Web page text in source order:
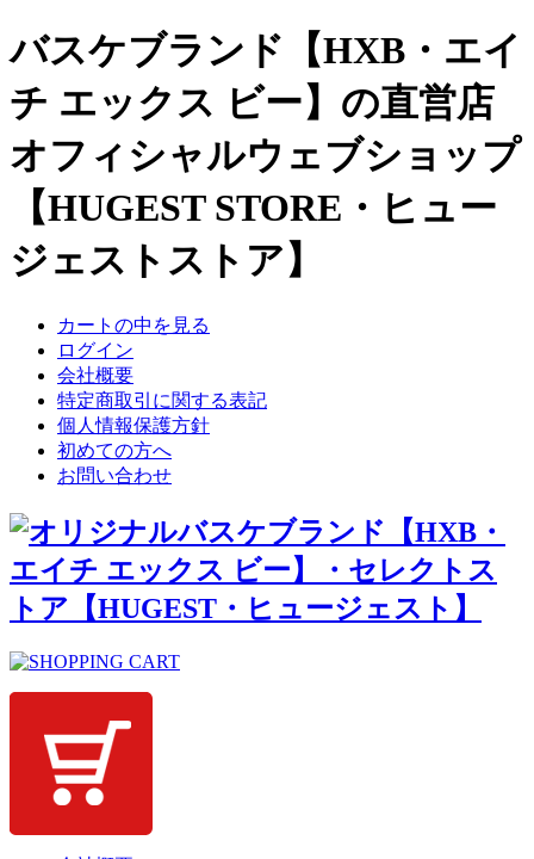
バスケブランド【HXB・エイ
チ エックス ビー】の直営店
オフィシャルウェブショップ
【HUGEST STORE・ヒュー
ジェストストア】
カートの中を見る
ログイン
会社概要
特定商取引に関する表記
個人情報保護方針
初めての方へ
お問い合わせ